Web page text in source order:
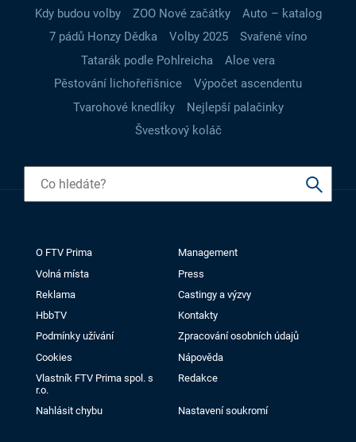
Kdy budou volby
ZOO Nové začátky
Auto – katalog
7 pádů Honzy Dědka
Volby 2025
Svařené víno
Tatarák podle Pohlreicha
Aloe vera
Pěstování lichořeřišnice
Výpočet ascendentu
Tvarohové knedlíky
Nejlepší palačinky
Švestkový koláč
O FTV Prima
Management
Volná místa
Press
Reklama
Castingy a výzvy
HbbTV
Kontakty
Podmínky užívání
Zpracování osobních údajů
Cookies
Nápověda
Vlastník FTV Prima spol. s
r.o.
Redakce
Nahlásit chybu Nastavení soukromí